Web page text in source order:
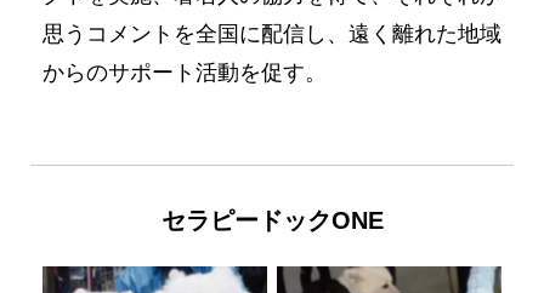
思うコメントを全国に配信し、遠く離れた地域
からのサポート活動を促す。
セラピードックONE